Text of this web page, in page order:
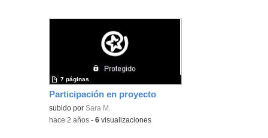
Participación en proyecto
subido por Sara M.
7 páginas
-hace 2 años -6 visualizaciones